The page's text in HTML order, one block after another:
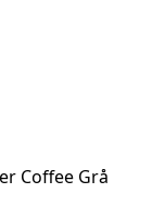
Coffee Grå